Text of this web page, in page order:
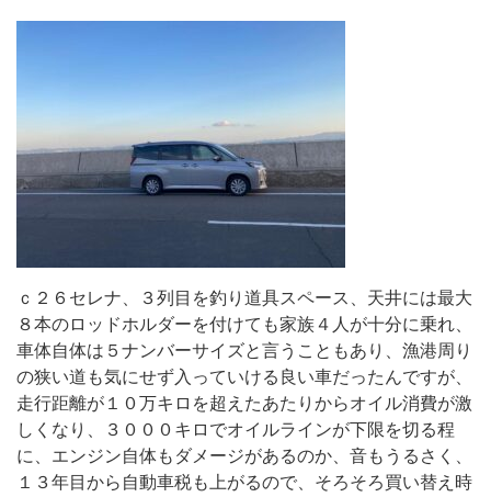
ｃ２６セレナ、３列目を釣り道具スペース、天井には最大
８本のロッドホルダーを付けても家族４人が十分に乗れ、
車体自体は５ナンバーサイズと言うこともあり、漁港周り
の狭い道も気にせず入っていける良い車だったんですが、
走行距離が１０万キロを超えたあたりからオイル消費が激
しくなり、３０００キロでオイルラインが下限を切る程
に、エンジン自体もダメージがあるのか、音もうるさく、
１３年目から自動車税も上がるので、そろそろ買い替え時